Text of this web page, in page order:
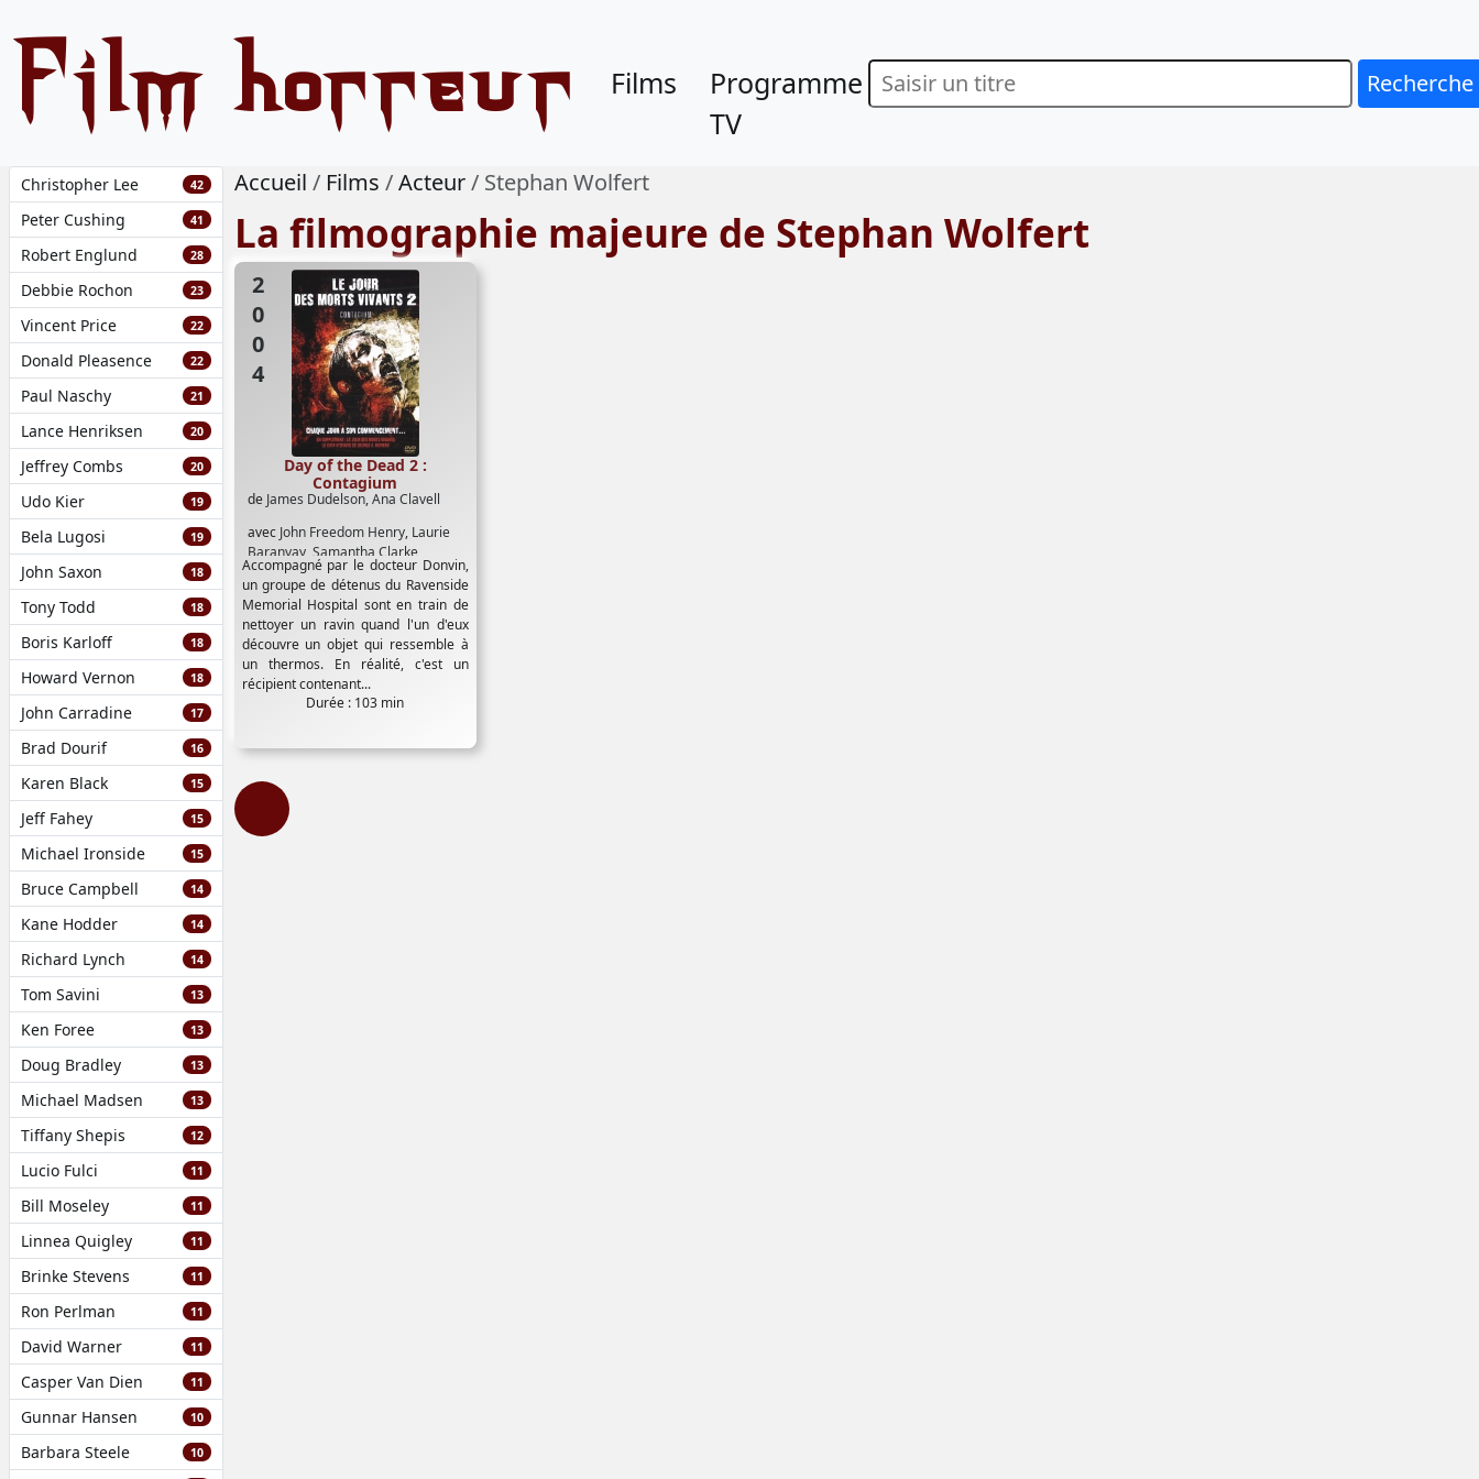
Film horreur Films
Programme
TV
Recherche
Christopher Lee 42
Peter Cushing 41
Robert Englund 28
Debbie Rochon 23
Vincent Price 22
Donald Pleasence 22
Paul Naschy 21
Lance Henriksen 20
Jeffrey Combs 20
Udo Kier 19
Bela Lugosi 19
John Saxon 18
Tony Todd 18
Boris Karloff 18
Howard Vernon 18
John Carradine 17
Brad Dourif 16
Karen Black 15
Jeff Fahey 15
Michael Ironside 15
Bruce Campbell 14
Kane Hodder 14
Richard Lynch 14
Tom Savini 13
Ken Foree 13
Doug Bradley 13
Michael Madsen 13
Tiffany Shepis 12
Lucio Fulci 11
Bill Moseley 11
Linnea Quigley 11
Brinke Stevens 11
Ron Perlman 11
David Warner 11
Casper Van Dien 11
Gunnar Hansen 10
Barbara Steele 10
Accueil Films Acteur Stephan Wolfert
La filmographie majeure de Stephan Wolfert
2004
de James Dudelson,Ana Clavell
avec John Freedom Henry, Laurie
Baranyay, Samantha Clarke,
Stephan Wolfert Steve Colosi
Day of the Dead 2 :
Contagium
Accompagné par le docteur Donvin,
un groupe de détenus du Ravenside
Memorial Hospital sont en train de
nettoyer un ravin quand l'un d'eux
découvre un objet qui ressemble à
un thermos. En réalité, c'est un
récipient contenant...
Durée : 103 min